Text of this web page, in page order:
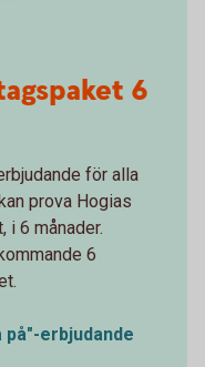
6
för alla
prova Hogias
6 månader.
6
erbjudande